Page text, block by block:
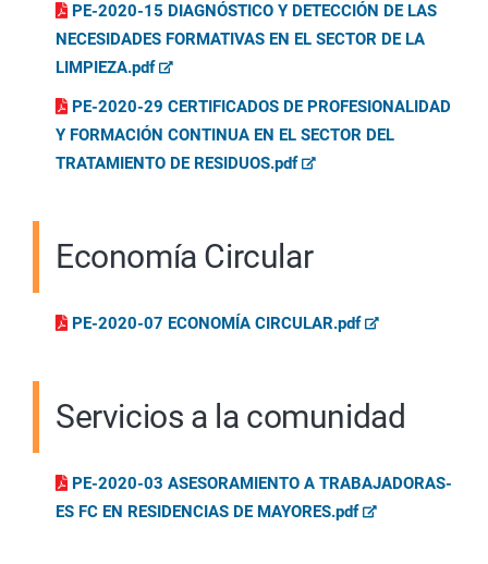
PE-2020-15 DIAGNÓSTICO Y DETECCIÓN DE LAS
NECESIDADES FORMATIVAS EN EL SECTOR DE LA
LIMPIEZA.pdf
PE-2020-29 CERTIFICADOS DE PROFESIONALIDAD
Y FORMACIÓN CONTINUA EN EL SECTOR DEL
TRATAMIENTO DE RESIDUOS.pdf
Economía Circular
PE-2020-07 ECONOMÍA CIRCULAR.pdf
Servicios a la comunidad
PE-2020-03 ASESORAMIENTO A TRABAJADORAS-
ES FC EN RESIDENCIAS DE MAYORES.pdf